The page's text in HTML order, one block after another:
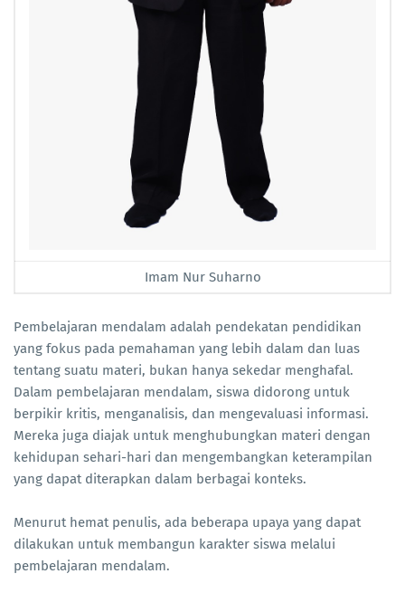
Imam Nur Suharno
Pembelajaran mendalam adalah pendekatan pendidikan
yang fokus pada pemahaman yang lebih dalam dan luas
tentang suatu materi, bukan hanya sekedar menghafal.
Dalam pembelajaran mendalam, siswa didorong untuk
berpikir kritis, menganalisis, dan mengevaluasi informasi.
Mereka juga diajak untuk menghubungkan materi dengan
kehidupan sehari-hari dan mengembangkan keterampilan
yang dapat diterapkan dalam berbagai konteks.
Menurut hemat penulis, ada beberapa upaya yang dapat
dilakukan untuk membangun karakter siswa melalui
pembelajaran mendalam.